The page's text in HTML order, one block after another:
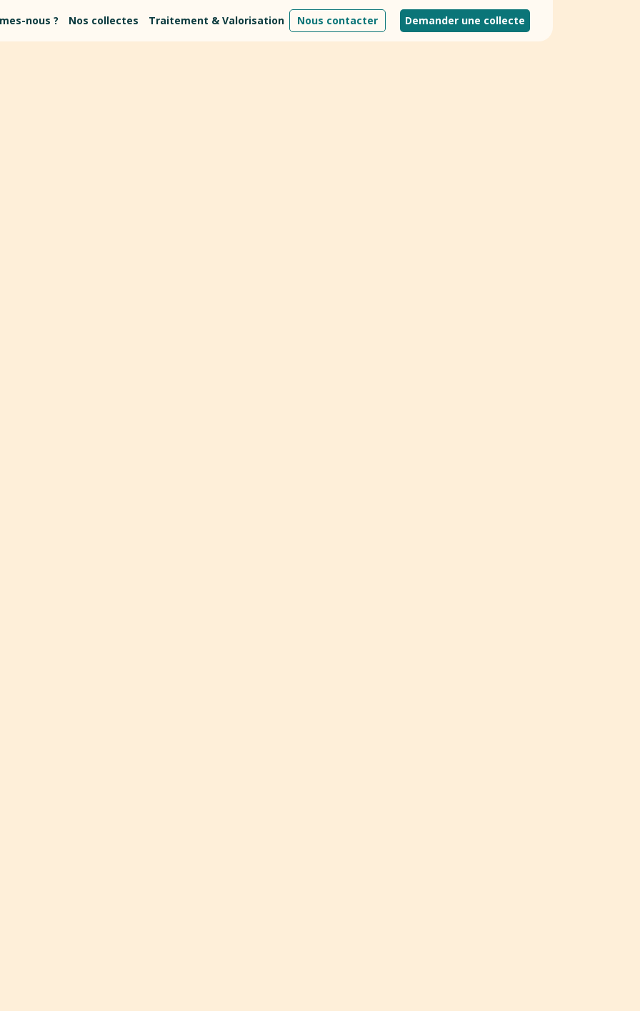
nous ? Nos collectes Traitement & Valorisation Nous contacter Demander une collecte